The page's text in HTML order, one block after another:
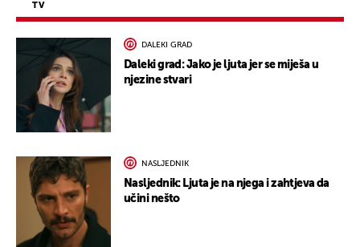
TV
DALEKI GRAD
Daleki grad: Jako je ljuta jer se miješa u
njezine stvari
NASLJEDNIK
Nasljednik: Ljuta je na njega i zahtjeva da
učini nešto